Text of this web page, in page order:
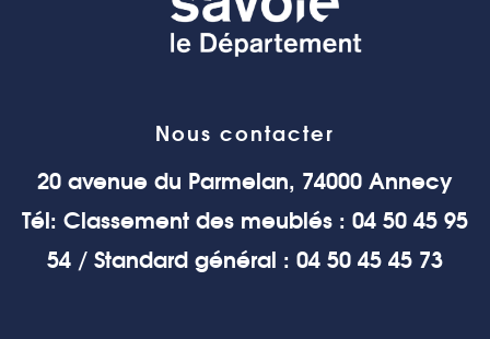
Nous contacter
20 avenue du Parmelan, 74000 Annecy
Tél: Classement des meublés : 04 50 45 95
54 / Standard général : 04 50 45 45 73